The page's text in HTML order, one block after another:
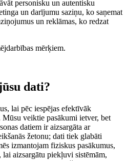
personisku un autentisku
un darījumu saziņu, ko saņemat
un reklāmas, ko redzat
mērķiem.
dati?
lai pēc iespējas efektīvāk
Mūsu veiktie pasākumi ietver, bet
datiem ir aizsargāta ar
žetonu; dati tiek glabāti
izmantojam fiziskus pasākumus,
lai aizsargātu piekļuvi sistēmām,